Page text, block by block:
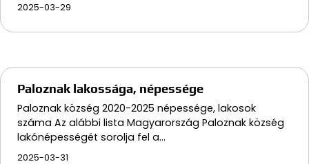
2025-03-29
Paloznak lakossága, népessége
Paloznak község 2020-2025 népessége, lakosok
száma Az alábbi lista Magyarország Paloznak község
lakónépességét sorolja fel a…
2025-03-31